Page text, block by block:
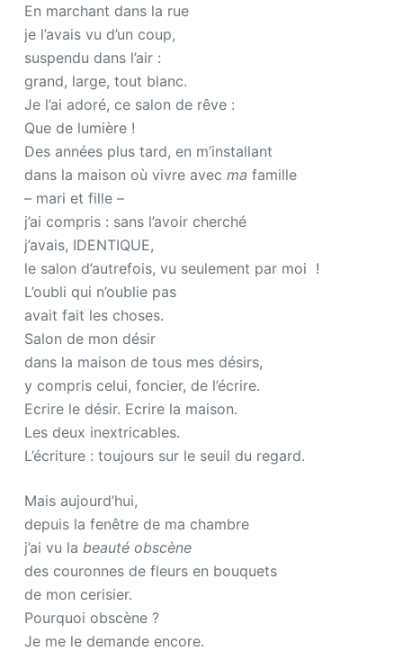
En marchant dans la rue
je l’avais vu d’un coup,
suspendu dans l’air :
grand, large, tout blanc.
Je l’ai adoré, ce salon de rêve :
Que de lumière !
Des années plus tard, en m’installant
dans la maison où vivre avec ma famille
– mari et fille –
j’ai compris : sans l’avoir cherché
j’avais, IDENTIQUE,
le salon d’autrefois, vu seulement par moi !
L’oubli qui n’oublie pas
avait fait les choses.
Salon de mon désir
dans la maison de tous mes désirs,
y compris celui, foncier, de l’écrire.
Ecrire le désir. Ecrire la maison.
Les deux inextricables.
L’écriture : toujours sur le seuil du regard.
Mais aujourd’hui,
depuis la fenêtre de ma chambre
j’ai vu la beauté obscène
des couronnes de fleurs en bouquets
de mon cerisier.
Pourquoi obscène ?
Je me le demande encore.